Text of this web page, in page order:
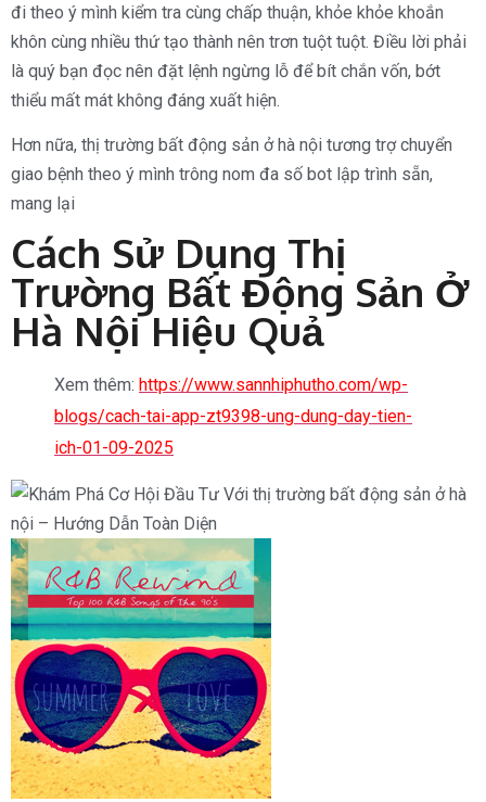
đi theo ý mình kiểm tra cùng chấp thuận, khỏe khỏe khoắn
khôn cùng nhiều thứ tạo thành nên trơn tuột tuột. Điều lời phải
là quý bạn đọc nên đặt lệnh ngừng lỗ để bít chắn vốn, bớt
thiểu mất mát không đáng xuất hiện.
Hơn nữa, thị trường bất động sản ở hà nội tương trợ chuyển
giao bệnh theo ý mình trông nom đa số bot lập trình sẵn,
mang lại
Cách Sử Dụng Thị
Trường Bất Động Sản Ở
Hà Nội Hiệu Quả
Xem thêm: https://www.sannhiphutho.com/wp-
blogs/cach-tai-app-zt9398-ung-dung-day-tien-
ich-01-09-2025